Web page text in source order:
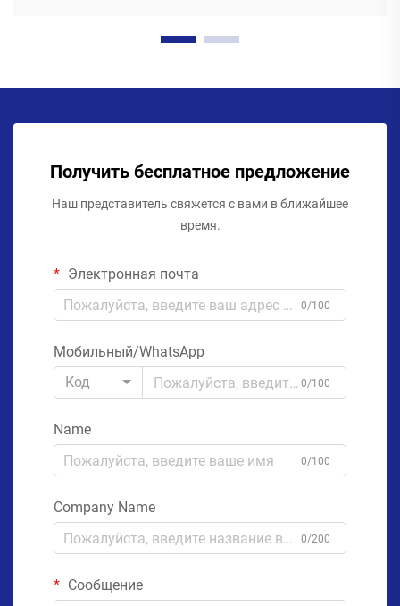
Получить бесплатное предложение
Наш представитель свяжется с вами в ближайшее
время.
Электронная почта
0/100
Мобильный/WhatsApp
Код
0/100
Name
0/100
Company Name
0/200
Сообщение